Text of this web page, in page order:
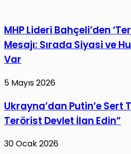
Gözaltı
MHP Lideri Bahçeli’den
Mesajı: Sırada Siyasi ve
Var
5 Mayıs 2026
Ukrayna’dan Putin’e Sert
Terörist Devlet İlan Edin”
30 Ocak 2026